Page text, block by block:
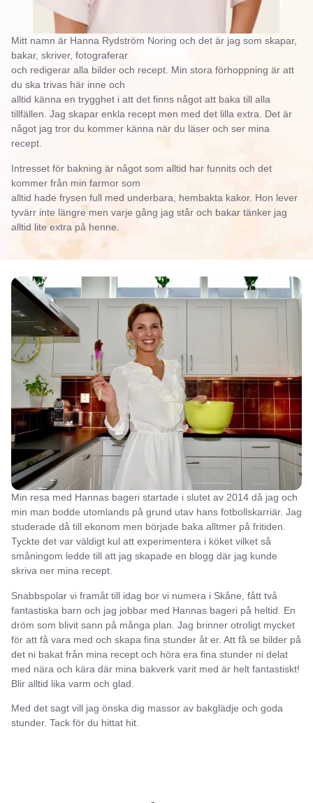
Mitt namn är Hanna Rydström Noring och det är jag som skapar,
bakar, skriver, fotograferar
och redigerar alla bilder och recept. Min stora förhoppning är att
du ska trivas här inne och
alltid känna en trygghet i att det finns något att baka till alla
tillfällen. Jag skapar enkla recept men med det lilla extra. Det är
något jag tror du kommer känna när du läser och ser mina
recept.
Intresset för bakning är något som alltid har funnits och det
kommer från min farmor som
alltid hade frysen full med underbara, hembakta kakor. Hon lever
tyvärr inte längre men varje gång jag står och bakar tänker jag
alltid lite extra på henne.
Min resa med Hannas bageri startade i slutet av 2014 då jag och
min man bodde utomlands på grund utav hans fotbollskarriär. Jag
studerade då till ekonom men började baka alltmer på fritiden.
Tyckte det var väldigt kul att experimentera i köket vilket så
småningom ledde till att jag skapade en blogg där jag kunde
skriva ner mina recept.
Snabbspolar vi framåt till idag bor vi numera i Skåne, fått två
fantastiska barn och jag jobbar med Hannas bageri på heltid. En
dröm som blivit sann på många plan. Jag brinner otroligt mycket
för att få vara med och skapa fina stunder åt er. Att få se bilder på
det ni bakat från mina recept och höra era fina stunder ni delat
med nära och kära där mina bakverk varit med är helt fantastiskt!
Blir alltid lika varm och glad.
Med det sagt vill jag önska dig massor av bakglädje och goda
stunder. Tack för du hittat hit.